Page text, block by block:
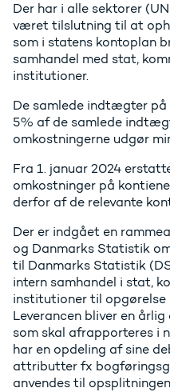
Der har i alle sektorer
været tilslutning til at
som i statens kontoplan
samhandel med stat,
institutioner.
De samlede indtægter
5% af de samlede
omkostningerne udgør
Fra 1. januar 2024
omkostninger på kontiene
derfor af de relevante
Der er indgået en
og Danmarks Statistik
til Danmarks Statistik
intern samhandel i stat,
institutioner til
Leverancen bliver en
som skal afrapporteres i
har en opdeling af sine
attributter fx
anvendes til